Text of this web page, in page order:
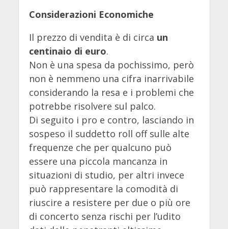
Considerazioni Economiche
Il prezzo di vendita è di circa un
centinaio di euro.
Non è una spesa da pochissimo, però
non è nemmeno una cifra inarrivabile
considerando la resa e i problemi che
potrebbe risolvere sul palco.
Di seguito i pro e contro, lasciando in
sospeso il suddetto roll off sulle alte
frequenze che per qualcuno può
essere una piccola mancanza in
situazioni di studio, per altri invece
può rappresentare la comodità di
riuscire a resistere per due o più ore
di concerto senza rischi per l’udito